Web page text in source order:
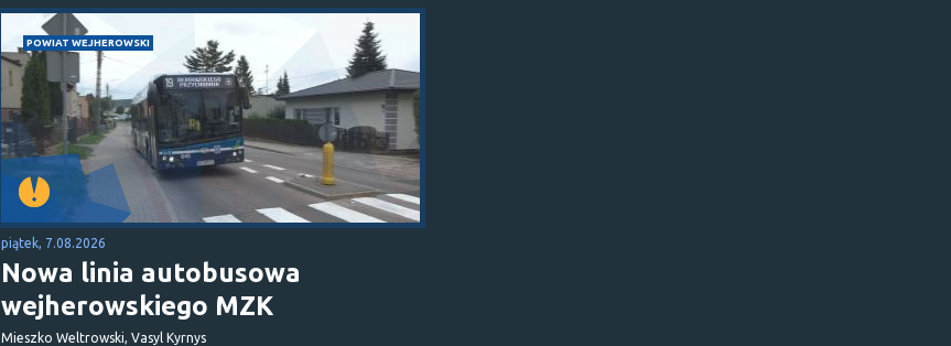
POWIAT WEJHEROWSKI
piątek, 7.08.2026
Nowa linia autobusowa
wejherowskiego MZK
Mieszko Weltrowski, Vasyl Kyrnys